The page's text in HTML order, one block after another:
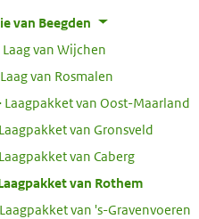
van Beegden
Laag van Wijchen
Laag van Rosmalen
Laagpakket van Oost-Maarland
Laagpakket van Gronsveld
Laagpakket van Caberg
van Rothem
Laagpakket van 's-Gravenvoeren